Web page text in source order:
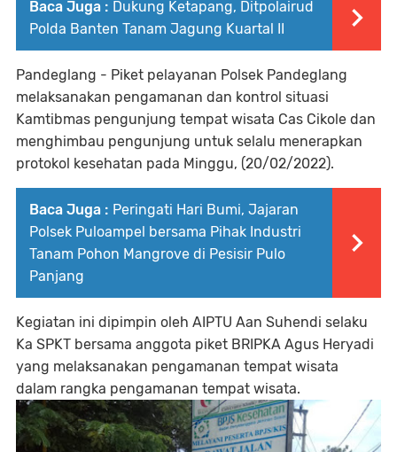
Baca Juga : Dukung Ketapang, Ditpolairud
Polda Banten Tanam Jagung Kuartal II
Pandeglang - Piket pelayanan Polsek Pandeglang
melaksanakan pengamanan dan kontrol situasi
Kamtibmas pengunjung tempat wisata Cas Cikole dan
menghimbau pengunjung untuk selalu menerapkan
protokol kesehatan pada Minggu, (20/02/2022).
Baca Juga : Peringati Hari Bumi, Jajaran
Polsek Puloampel bersama Pihak Industri
Tanam Pohon Mangrove di Pesisir Pulo
Panjang
Kegiatan ini dipimpin oleh AIPTU Aan Suhendi selaku
Ka SPKT bersama anggota piket BRIPKA Agus Heryadi
yang melaksanakan pengamanan tempat wisata
dalam rangka pengamanan tempat wisata.